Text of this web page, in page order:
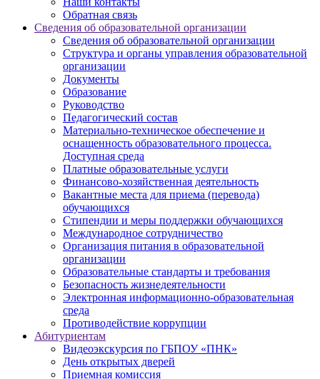
Обратная связь
Сведения об образовательной организации
Сведения об образовательной организации
Структура и органы управления образовательной
организации
Документы
Образование
Руководство
Педагогический состав
Материально-техническое обеспечение и
оснащенность образовательного процесса.
Доступная среда
Платные образовательные услуги
Финансово-хозяйственная деятельность
Вакантные места для приема (перевода)
обучающихся
Стипендии и меры поддержки обучающихся
Международное сотрудничество
Организация питания в образовательной
организации
Образовательные стандарты и требования
Безопасность жизнедеятельности
Электронная информационно-образовательная
среда
Противодействие коррупции
Абитуриентам
Видеоэкскурсия по ГБПОУ «ПНК»
День открытых дверей
Приемная комиссия